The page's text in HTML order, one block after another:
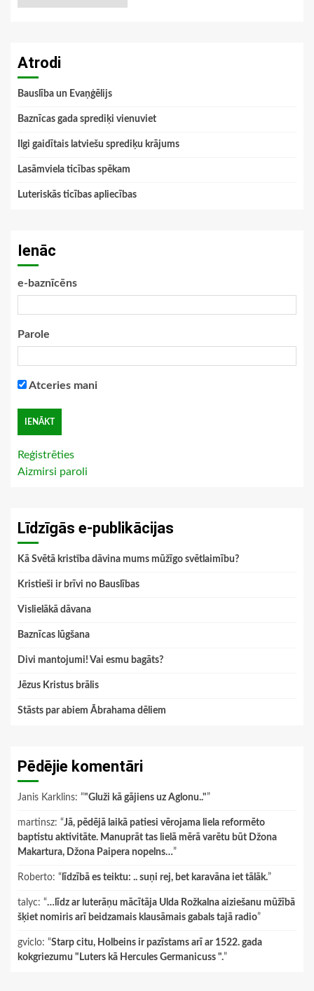
Atrodi
Bauslība un Evaņģēlijs
Baznīcas gada sprediķi vienuviet
Ilgi gaidītais latviešu sprediķu krājums
Lasāmviela ticības spēkam
Luteriskās ticības apliecības
Ienāc
e-baznīcēns
Parole
Atceries mani
Reģistrēties
Aizmirsi paroli
Līdzīgās e-publikācijas
Kā Svētā kristība dāvina mums mūžīgo svētlaimību?
Kristieši ir brīvi no Bauslības
Vislielākā dāvana
Baznīcas lūgšana
Divi mantojumi! Vai esmu bagāts?
Jēzus Kristus brālis
Stāsts par abiem Ābrahama dēliem
Pēdējie komentāri
Janis Karklins: “"Gluži kā gājiens uz Aglonu.."”
martinsz: “Jā, pēdējā laikā patiesi vērojama liela reformēto
baptistu aktivitāte. Manuprāt tas lielā mērā varētu būt Džona
Makartura, Džona Paipera nopelns…”
Roberto: “ līdzībā es teiktu: .. suņi rej, bet karavāna iet tālāk.”
talyc: “…līdz ar luterāņu mācītāja Ulda Rožkalna aiziešanu mūžībā
šķiet nomiris arī beidzamais klausāmais gabals tajā radio”
gviclo: “Starp citu, Holbeins ir pazīstams arī ar 1522. gada
kokgriezumu "Luters kā Hercules Germanicuss ".”